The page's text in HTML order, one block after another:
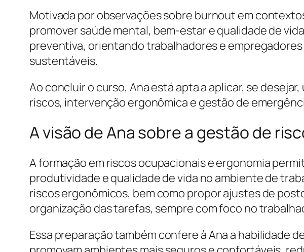
Motivada por observações sobre burnout em
promover saúde mental, bem-estar e qualidade de
preventiva, orientando trabalhadores e
sustentáveis.
Ao concluir o curso, Ana está apta a aplicar, se
riscos, intervenção ergonômica e gestão de
A visão de Ana sobre a gestão de
A formação em riscos ocupacionais e ergonomia
produtividade e qualidade de vida no ambiente de
riscos ergonômicos, bem como propor ajustes de
organização das tarefas, sempre com foco no
Essa preparação também confere à Ana a habilidade